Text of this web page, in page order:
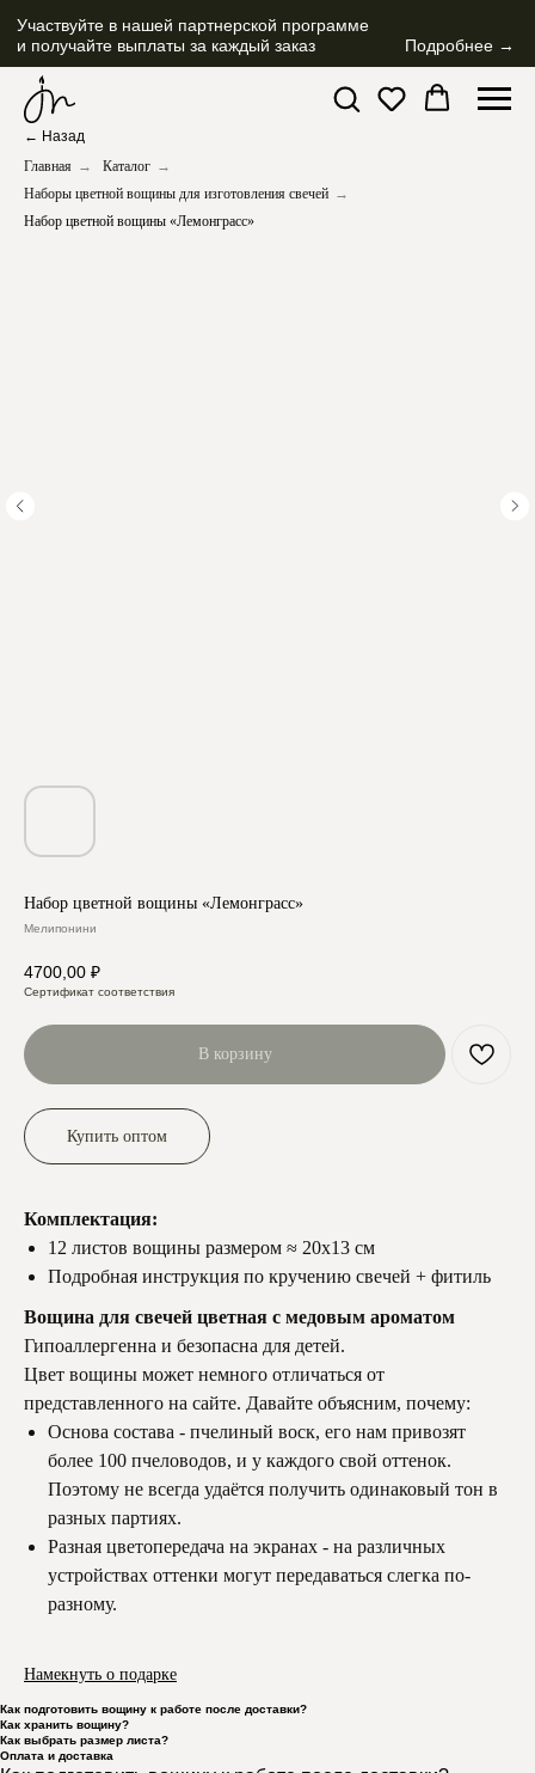
Участвуйте в нашей партнерской программе
и получайте выплаты за каждый заказ Подробнее →
← Назад
Главная → Каталог →
Наборы цветной вощины для изготовления свечей →
Набор цветной вощины «Лемонграсс»
Набор цветной вощины «Лемонграсс»
Мелипонини
4700,00 ₽
Сертификат соответствия
В корзину
Купить оптом
Комплектация:
12 листов вощины размером ≈ 20х13 см
Подробная инструкция по кручению свечей + фитиль
Вощина для свечей цветная с медовым ароматом
Гипоаллергенна и безопасна для детей.
Цвет вощины может немного отличаться от
представленного на сайте. Давайте объясним, почему:
Основа состава - пчелиный воск, его нам привозят
более 100 пчеловодов, и у каждого свой оттенок.
Поэтому не всегда удаётся получить одинаковый тон в
разных партиях.
Разная цветопередача на экранах - на различных
устройствах оттенки могут передаваться слегка по-
разному.
Намекнуть о подарке
Как подготовить вощину к работе после доставки?
Как хранить вощину?
Как выбрать размер листа?
Оплата и доставка